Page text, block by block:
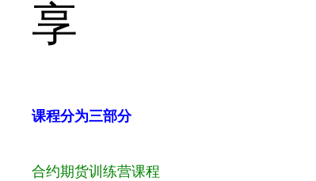
享
课程分为三部分
合约期货训练营课程